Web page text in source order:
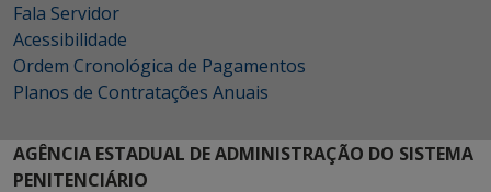
Fala Servidor
Acessibilidade
Ordem Cronológica de Pagamentos
Planos de Contratações Anuais
AGÊNCIA ESTADUAL DE ADMINISTRAÇÃO DO SISTEMA
PENITENCIÁRIO